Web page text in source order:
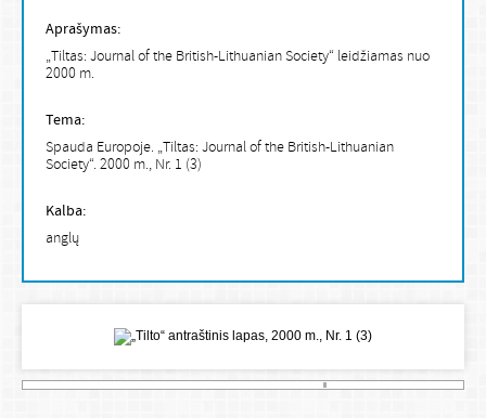
Aprašymas:
„Tiltas: Journal of the British-Lithuanian Society“ leidžiamas nuo
2000 m.
Tema:
Spauda Europoje. „Tiltas: Journal of the British-Lithuanian
Society“. 2000 m., Nr. 1 (3)
Kalba:
anglų